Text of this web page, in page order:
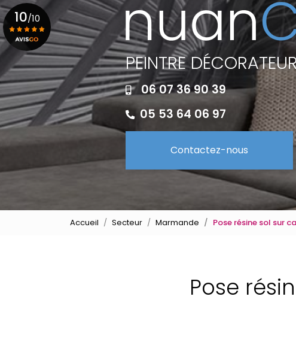
PEINTRE
06 07 36 90 39
05 53 64 06 97
Contactez-nous
10/10
Voir le certificat
Accueil Secteur Marmande Pose résine sol sur
Pose